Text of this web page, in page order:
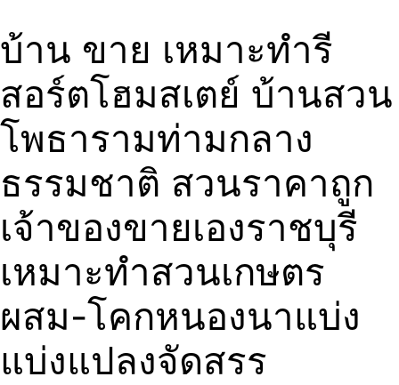
บ้าน ขาย เหมาะทำรี
สอร์ตโฮมสเตย์ บ้านสวน
โพธารามท่ามกลาง
ธรรมชาติ สวนราคาถูก
เจ้าของขายเองราชบุรี
เหมาะทำสวนเกษตร
ผสม-โคกหนองนาแบ่ง
แบ่งแปลงจัดสรร